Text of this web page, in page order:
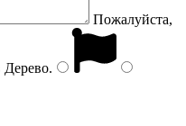
Пожалуйста,
Дерево.